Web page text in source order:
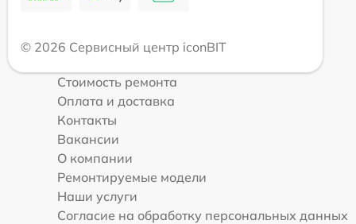
© 2026 Сервисный центр iconBIT
Стоимость ремонта
Оплата и доставка
Контакты
Вакансии
О компании
Ремонтируемые модели
Наши услуги
Согласие на обработку персональных данных